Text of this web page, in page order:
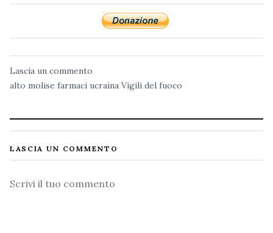
Lascia un commento
alto molise farmaci ucraina Vigili del fuoco
LASCIA UN COMMENTO
Commento